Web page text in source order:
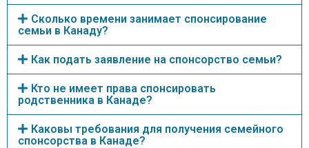
Сколько времени занимает спонсирование
семьи в Канаду?
Как подать заявление на спонсорство семьи?
Кто не имеет права спонсировать
родственника в Канаде?
Каковы требования для получения семейного
спонсорства в Канаде?